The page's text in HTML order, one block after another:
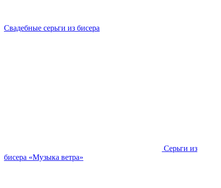
Свадебные серьги из бисера
Серьги из
бисера «Музыка ветра»